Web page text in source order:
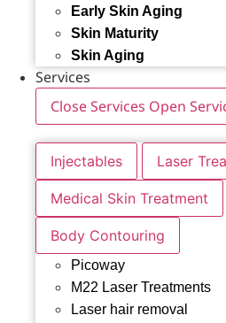
Early Skin Aging
Skin Maturity
Skin Aging
Services
Close Services Open
Injectables Laser
Medical Skin Treatment
Body Contouring
Picoway
M22 Laser Treatments
Laser hair removal